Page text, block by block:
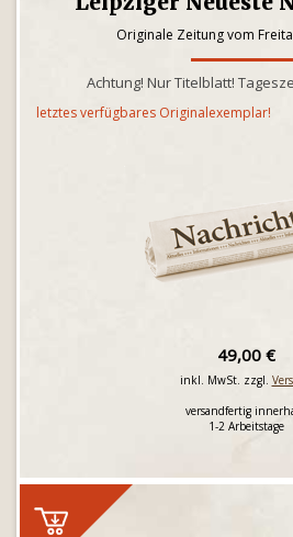
Originale Zeitung vom
Achtung! Nur Titelblatt!
letztes verfügbares Originalexemplar!
49,00 €
inkl. MwSt. zzgl.
versandfertig
1-2 Arbeitstage